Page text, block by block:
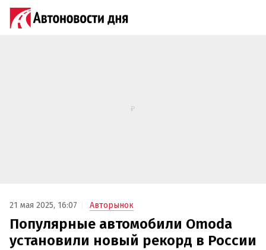
21 мая 2025, 16:07 Авторынок
Популярные автомобили Omoda
установили новый рекорд в России